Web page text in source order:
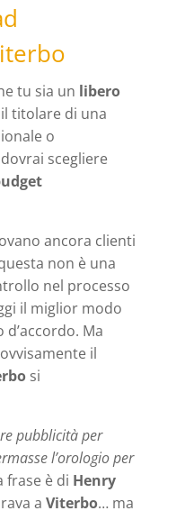
tu sia un libero
titolare di una
o
scegliere
ancora clienti
non è una
nel processo
il miglior modo
Ma
il
si
pubblicità per
l’orologio per
frase è di Henry
a Viterbo… ma